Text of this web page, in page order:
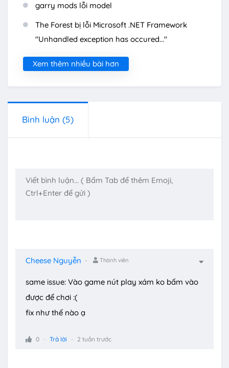
garry mods lỗi model
The Forest bị lỗi Microsoft .NET Framework
"Unhandled exception has occured..."
Xem thêm nhiều bài hơn
Bình luận (5)
Cheese Nguyễn Thành viên
same issue: Vào game nút play xám ko bấm vào
được để chơi :(
fix như thế nào ạ
0 Trả lời 2 tuần trước